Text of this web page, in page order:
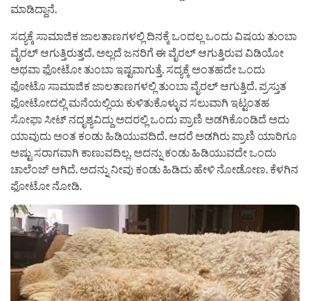
ಮಾಡಿದ್ದಾನೆ.
ಸದ್ಯಕ್ಕೆ ಸಾಮಾಜಿಕ ಜಾಲತಾಣಗಳಲ್ಲಿ ದಿನಕ್ಕೆ ಒಂದಲ್ಲ ಒಂದು ವಿಷಯ ತುಂಬಾ
ವೈರಲ್ ಆಗುತ್ತಿರುತ್ತದೆ. ಅಲ್ಲದೆ ಜನರಿಗೆ ಈ ವೈರಲ್ ಆಗುತ್ತಿರುವ ವಿಡಿಯೋ
ಅಥವಾ ಫೋಟೋ ತುಂಬಾ ಇಷ್ಟವಾಗುತ್ತೆ. ಸದ್ಯಕ್ಕೆ ಅಂತಹದೇ ಒಂದು
ಫೋಟೊ ಸಾಮಾಜಿಕ ಜಾಲತಾಣಗಳಲ್ಲಿ ತುಂಬಾ ವೈರಲ್ ಆಗುತ್ತಿದೆ. ಪ್ರಸ್ತುತ
ಫೋಟೋದಲ್ಲಿ ಮನೆಯಲ್ಲಿಯ ಕುಳಿತುಕೊಳ್ಳುವ ಸಲುವಾಗಿ ಇಟ್ಟಂತಹ
ಸೋಫಾ ಸೀಟ್ ನದೃಶ್ಯವಿದ್ದು ಅದರಲ್ಲಿ ಒಂದು ಪ್ರಾಣಿ ಅಡಗಿಕೊಂಡಿದೆ ಅದು
ಯಾವುದು ಅಂತ ಕಂಡು ಹಿಡಿಯುವದಿದೆ. ಆದರೆ ಅಡಗಿರು ಪ್ರಾಣಿ ಯಾರಿಗೂ
ಅಷ್ಟು ಸರಾಗವಾಗಿ ಕಾಣುವದಿಲ್ಲ. ಅದನ್ನು ಕಂಡು ಹಿಡಿಯುವದೇ ಒಂದು
ಚಾಲೆಂಜ್ ಆಗಿದೆ. ಅದನ್ನು ನೀವು ಕಂಡು ಹಿಡಿದು ಹೇಳಿ ನೋಡೋಣ. ಕೆಳಗಿನ
ಫೋಟೋ ನೋಡಿ.